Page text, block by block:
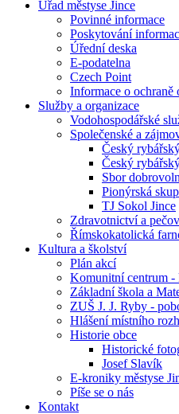
Úřad městyse Jince
Povinné informace
Poskytování
Úřední deska
E-podatelna
Czech Point
Informace o ochraně
Služby a organizace
Vodohospodářské
Společenské a
Český
Český
Sbor
Pionýrská
TJ Sokol Jince
Zdravotnictví a
Římskokatolická
Kultura a školství
Plán akcí
Komunitní centrum -
Základní škola a
ZUŠ J. J. Ryby -
Hlášení místního
Historie obce
Historické
Josef Slavík
E-kroniky městyse
Píše se o nás
Kontakt